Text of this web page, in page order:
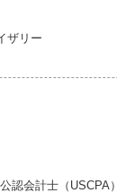
ザリー
認会計士（USCPA